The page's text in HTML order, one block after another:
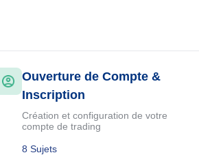
Ouverture de Compte &
Inscription
Création et configuration de votre
compte de trading
8 Sujets